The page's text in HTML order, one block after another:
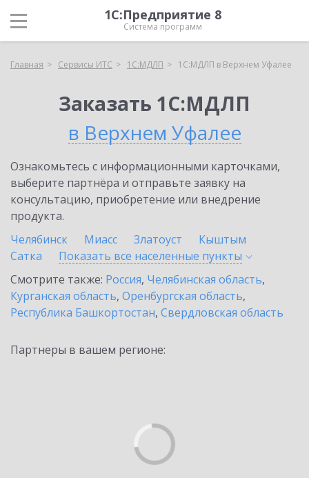
1С:Предприятие 8
Система программ
Главная Сервисы ИТС 1С:МДЛП 1С:МДЛП в Верхнем Уфалее
Заказать 1С:МДЛП
в Верхнем Уфалее
Ознакомьтесь с информационными карточками,
выберите партнёра и отправьте заявку на
консультацию, приобретение или внедрение
продукта.
Челябинск
Миасс Златоуст
Кыштым
Сатка
Показать все населенные пункты
Смотрите также: Россия, Челябинская область,
Курганская область, Оренбургская область,
Республика Башкортостан, Свердловская область
Партнеры в вашем регионе: